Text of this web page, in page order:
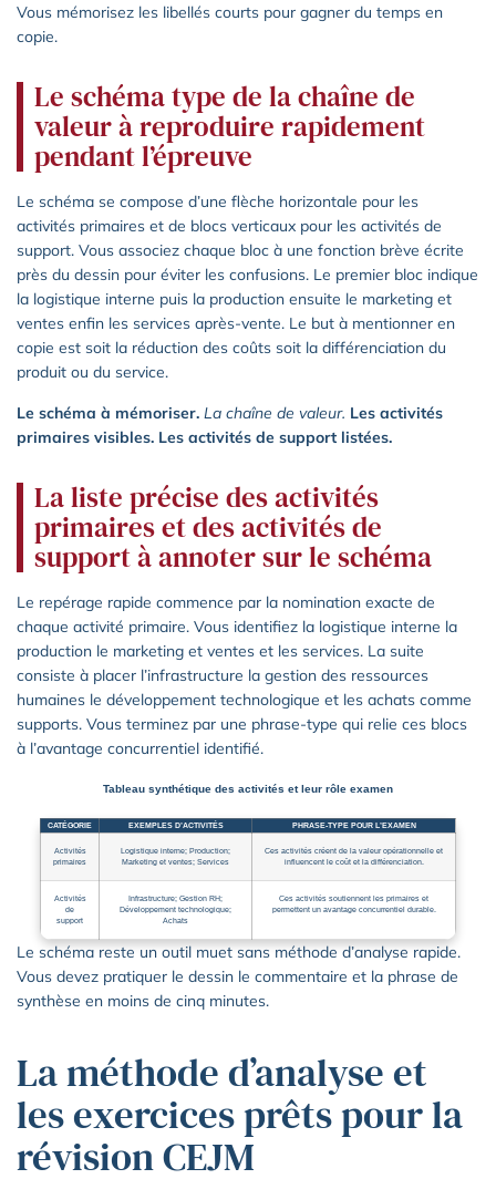
Vous mémorisez les libellés courts pour gagner du temps en
copie.
Le schéma type de la chaîne de
valeur à reproduire rapidement
pendant l’épreuve
Le schéma se compose d’une flèche horizontale pour les
activités primaires et de blocs verticaux pour les activités de
support. Vous associez chaque bloc à une fonction brève écrite
près du dessin pour éviter les confusions. Le premier bloc indique
la logistique interne puis la production ensuite le marketing et
ventes enfin les services après-vente. Le but à mentionner en
copie est soit la réduction des coûts soit la différenciation du
produit ou du service.
Le schéma à mémoriser. La chaîne de valeur. Les activités
primaires visibles. Les activités de support listées.
La liste précise des activités
primaires et des activités de
support à annoter sur le schéma
Le repérage rapide commence par la nomination exacte de
chaque activité primaire. Vous identifiez la logistique interne la
production le marketing et ventes et les services. La suite
consiste à placer l’infrastructure la gestion des ressources
humaines le développement technologique et les achats comme
supports. Vous terminez par une phrase-type qui relie ces blocs
à l’avantage concurrentiel identifié.
Tableau synthétique des activités et leur rôle examen
CATÉGORIE EXEMPLES D’ACTIVITÉS PHRASE-TYPE POUR L’EXAMEN
Activités
primaires
Logistique interne; Production;
Marketing et ventes; Services
Ces activités créent de la valeur opérationnelle et
influencent le coût et la différenciation.
Activités
de
support
Infrastructure; Gestion RH;
Développement technologique;
Achats
Ces activités soutiennent les primaires et
permettent un avantage concurrentiel durable.
Le schéma reste un outil muet sans méthode d’analyse rapide.
Vous devez pratiquer le dessin le commentaire et la phrase de
synthèse en moins de cinq minutes.
La méthode d’analyse et
les exercices prêts pour la
révision CEJM